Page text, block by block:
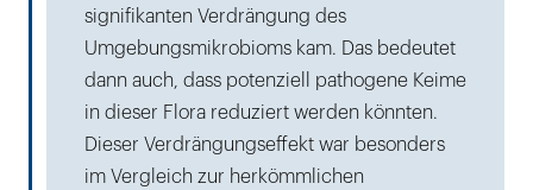
signifikanten Verdrängung des
Umgebungsmikrobioms kam. Das bedeutet
dann auch, dass potenziell pathogene Keime
in dieser Flora reduziert werden könnten.
Dieser Verdrängungseffekt war besonders
im Vergleich zur herkömmlichen